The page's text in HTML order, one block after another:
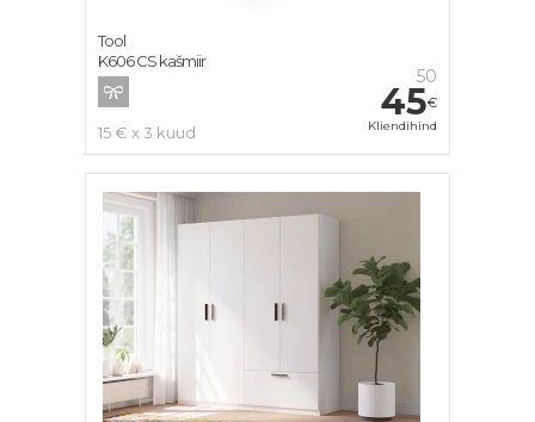
50
45€
Kliendihind
15 € x 3 kuud
Tool
K606 CS kašmiir